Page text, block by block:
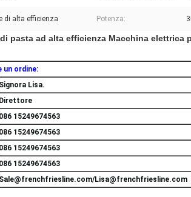
di alta efficienza Potenza:
pasta ad alta efficienza Macchina elettrica
ordine:
Signora Lisa.
Direttore
086 15249674563
086 15249674563
086 15249674563
086 15249674563
Sale@frenchfriesline.com/Lisa@frenchfriesline.com